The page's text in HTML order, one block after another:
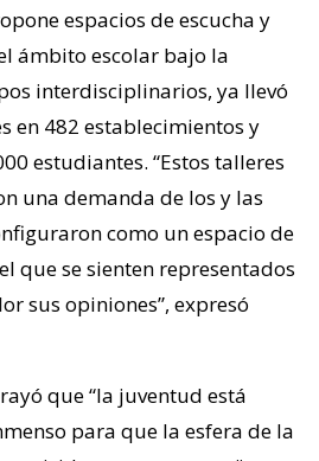
espacios de escucha y
ámbito escolar bajo la
interdisciplinarios, ya llevó
en 482 establecimientos y
estudiantes. “Estos talleres
una demanda de los y las
como un espacio de
que se sienten representados
sus opiniones”, expresó
que “la juventud está
para que la esfera de la